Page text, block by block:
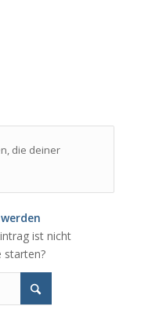
die deiner
ist nicht
starten?